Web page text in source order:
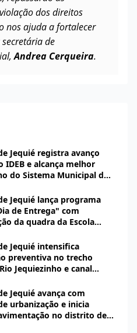
dos direitos
nos ajuda a fortalecer
de
Andrea Cerqueira.
Jequié registra avanço
IDEB e alcança melhor
do Sistema Municipal de
a criação do índice
Jequié lança programa
de Entrega" com
da quadra da Escola
Aguiar
Jequié intensifica
preventiva no trecho
Jequiezinho e canal
Espírito Santo
Jequié avança com
urbanização e inicia
no distrito de